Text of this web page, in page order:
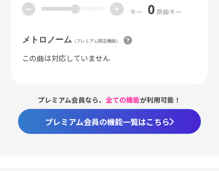
ー + キー 0 原曲キー
メトロノーム （プレミアム限定機能）
この曲は対応していません
プレミアム会員なら、全ての機能が利用可能！
プレミアム会員の機能一覧はこちら